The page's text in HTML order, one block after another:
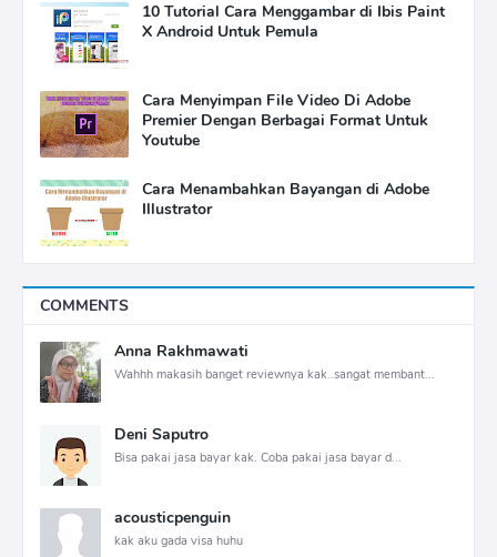
10 Tutorial Cara Menggambar di Ibis Paint
X Android Untuk Pemula
Cara Menyimpan File Video Di Adobe
Premier Dengan Berbagai Format Untuk
Youtube
Cara Menambahkan Bayangan di Adobe
Illustrator
COMMENTS
Anna Rakhmawati
Wahhh makasih banget reviewnya kak..sangat membant...
Deni Saputro
Bisa pakai jasa bayar kak. Coba pakai jasa bayar d...
acousticpenguin
kak aku gada visa huhu